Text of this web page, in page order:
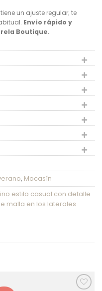
un ajuste regular; te
Envío rápido y
Boutique.
, Mocasín
estilo casual con detalle
malla en los laterales